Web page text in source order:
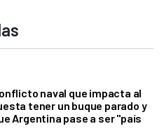
naval que impacta al
tener un buque parado y
Argentina pase a ser "país